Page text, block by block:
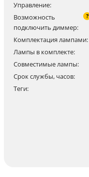
Управление:
Возможность
подключить диммер:
?
Комплектация лампами:
Лампы в комплекте:
Совместимые лампы:
Срок службы, часов:
Теги: